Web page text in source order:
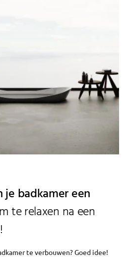
je badkamer een
te relaxen na een
te verbouwen? Goed idee!